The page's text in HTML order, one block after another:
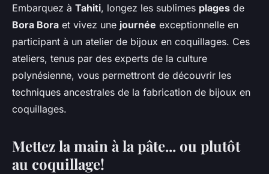
Embarquez à Tahiti, longez les sublimes plages de
Bora Bora et vivez une journée exceptionnelle en
participant à un atelier de bijoux en coquillages. Ces
ateliers, tenus par des experts de la culture
polynésienne, vous permettront de découvrir les
techniques ancestrales de la fabrication de bijoux en
coquillages.
Mettez la main à la pâte... ou plutôt
au coquillage!